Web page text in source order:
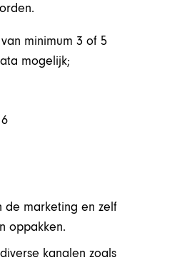
minimum 3 of 5
mogelijk;
de marketing en zelf
oppakken.
kanalen zoals